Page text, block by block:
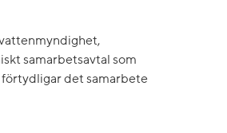
samarbetsavtal som
förtydligar det samarbete